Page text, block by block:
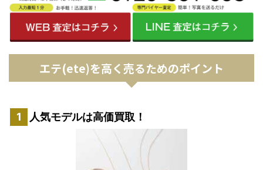
エテ(ete)を高く売るためのポイント
人気モデルは高価買取！